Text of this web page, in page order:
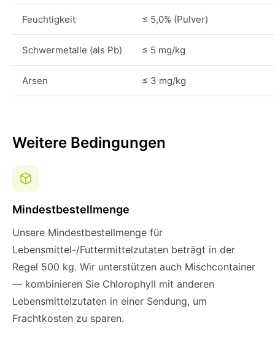
Feuchtigkeit ≤ 5,0% (Pulver)
Schwermetalle (als Pb) ≤ 5 mg/kg
Arsen ≤ 3 mg/kg
Weitere Bedingungen
Mindestbestellmenge
Unsere Mindestbestellmenge für
Lebensmittel-/Futtermittelzutaten beträgt in der
Regel 500 kg. Wir unterstützen auch Mischcontainer
— kombinieren Sie Chlorophyll mit anderen
Lebensmittelzutaten in einer Sendung, um
Frachtkosten zu sparen.